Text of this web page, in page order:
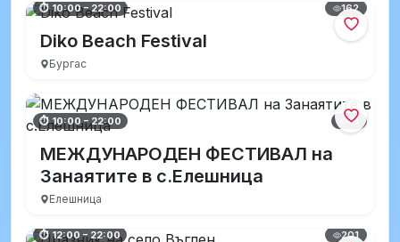
⏱ 10:00 – 22:00 162
Diko Beach Festival
Бургас
⏱ 10:00 – 22:00 91
МЕЖДУНАРОДЕН ФЕСТИВАЛ на
Занаятите в с.Елешница
Елешница
⏱ 12:00 – 22:00 201